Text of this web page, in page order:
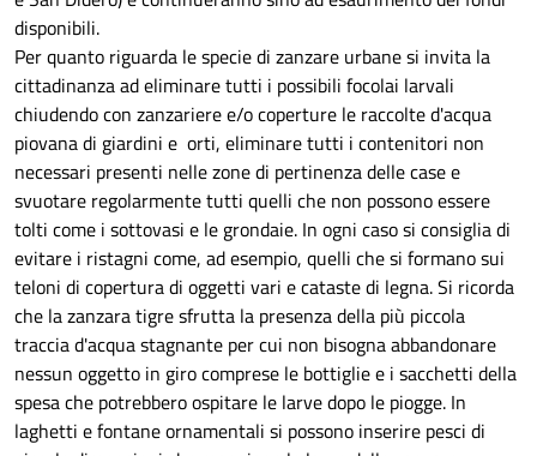
disponibili.
Per quanto riguarda le specie di zanzare urbane si invita la
cittadinanza ad eliminare tutti i possibili focolai larvali
chiudendo con zanzariere e/o coperture le raccolte d'acqua
piovana di giardini e orti, eliminare tutti i contenitori non
necessari presenti nelle zone di pertinenza delle case e
svuotare regolarmente tutti quelli che non possono essere
tolti come i sottovasi e le grondaie. In ogni caso si consiglia di
evitare i ristagni come, ad esempio, quelli che si formano sui
teloni di copertura di oggetti vari e cataste di legna. Si ricorda
che la zanzara tigre sfrutta la presenza della più piccola
traccia d'acqua stagnante per cui non bisogna abbandonare
nessun oggetto in giro comprese le bottiglie e i sacchetti della
spesa che potrebbero ospitare le larve dopo le piogge. In
laghetti e fontane ornamentali si possono inserire pesci di